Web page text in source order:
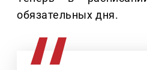
обязательных дня.